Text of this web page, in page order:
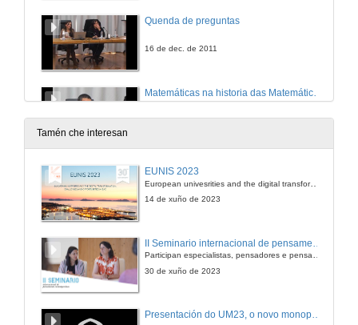
Quenda de preguntas
16 de dec. de 2011
16 de dec. de 2011
Quenda de preguntas
Tamén che interesan
EUNIS 2023
European univesrities and the digital transformation: challenges and opportunities ahead
14 de xuño de 2023
Participan especialistas, pensadores e pensadoras que traballan desde hai anos sobre temas de pensamento contemporáneo en universidades de Estados Unidos, Reino Unido, Canadá, México e España.
30 de xuño de 2023
Presentación do UM23, o novo monopraza de UVigo Motorsport